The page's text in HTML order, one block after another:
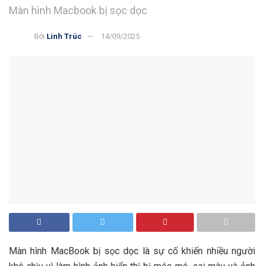
Màn hình Macbook bị sọc dọc
Bởi Linh Trúc 14/09/2025
Màn hình MacBook bị sọc dọc là sự cố khiến nhiều người